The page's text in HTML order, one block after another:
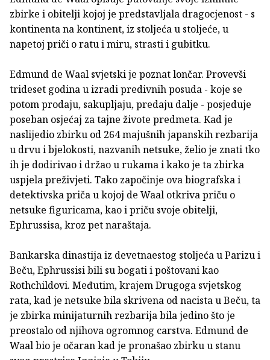
zbirke i obitelji kojoj je predstavljala dragocjenost - s
kontinenta na kontinent, iz stoljeća u stoljeće, u
napetoj priči o ratu i miru, strasti i gubitku.
Edmund de Waal svjetski je poznat lončar. Provevši
trideset godina u izradi predivnih posuda - koje se
potom prodaju, sakupljaju, predaju dalje - posjeduje
poseban osjećaj za tajne živote predmeta. Kad je
naslijedio zbirku od 264 majušnih japanskih rezbarija
u drvu i bjelokosti, nazvanih netsuke, želio je znati tko
ih je dodirivao i držao u rukama i kako je ta zbirka
uspjela preživjeti. Tako započinje ova biografska i
detektivska priča u kojoj de Waal otkriva priču o
netsuke figuricama, kao i priču svoje obitelji,
Ephrussisa, kroz pet naraštaja.
Bankarska dinastija iz devetnaestog stoljeća u Parizu i
Beču, Ephrussisi bili su bogati i poštovani kao
Rothchildovi. Međutim, krajem Drugoga svjetskog
rata, kad je netsuke bila skrivena od nacista u Beču, ta
je zbirka minijaturnih rezbarija bila jedino što je
preostalo od njihova ogromnog carstva. Edmund de
Waal bio je očaran kad je pronašao zbirku u stanu